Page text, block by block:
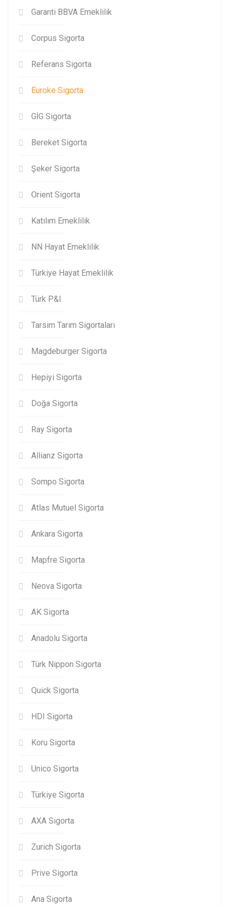
Garanti BBVA Emeklilik
Corpus Sigorta
Referans Sigorta
Euroke Sigorta
GİG Sigorta
Bereket Sigorta
Şeker Sigorta
Orient Sigorta
Katılım Emeklilik
NN Hayat Emeklilik
Türkiye Hayat Emeklilik
Türk P&I
Tarsim Tarım Sigortaları
Magdeburger Sigorta
Hepiyi Sigorta
Doğa Sigorta
Ray Sigorta
Allianz Sigorta
Sompo Sigorta
Atlas Mutuel Sigorta
Ankara Sigorta
Mapfre Sigorta
Neova Sigorta
AK Sigorta
Anadolu Sigorta
Türk Nippon Sigorta
Quick Sigorta
HDI Sigorta
Koru Sigorta
Unico Sigorta
Türkiye Sigorta
AXA Sigorta
Zurich Sigorta
Prive Sigorta
Ana Sigorta